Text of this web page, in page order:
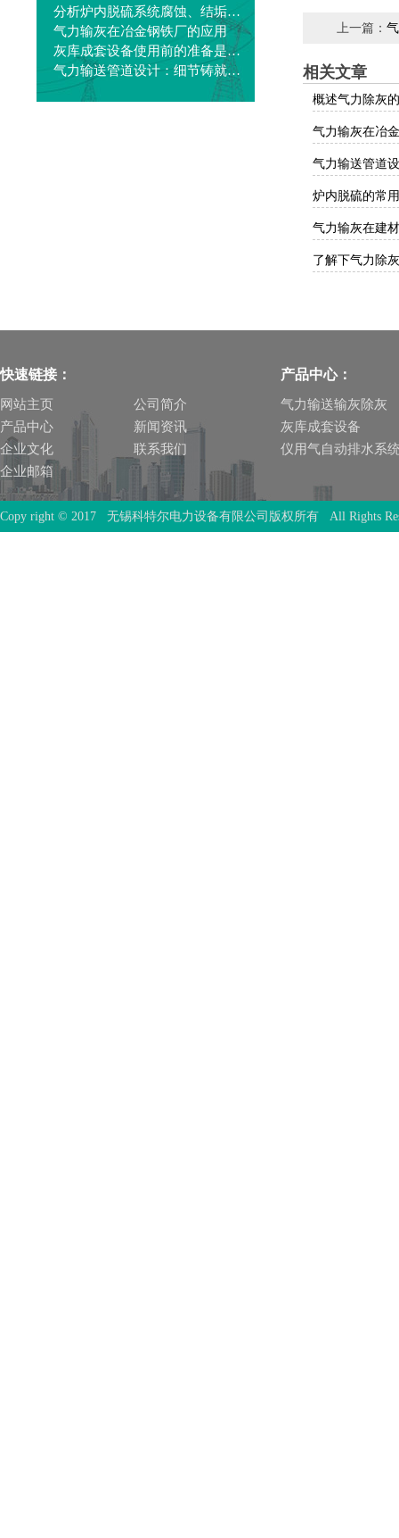
分析炉内脱硫系统腐蚀、结垢问题及解决办法
气力输灰在冶金钢铁厂的应用
灰库成套设备使用前的准备是怎样的？
气力输送管道设计：细节铸就传输
上一篇：
相关文章
概述气力除灰
气力输灰在冶
气力输送管道
炉内脱硫的常
气力输灰在建
了解下气力除
快速链接：
网站主页
公司简介
产品中心
新闻资讯
企业文化
联系我们
企业邮箱
产品中心：
气力输送输灰除灰
灰库成套设备
仪用气自动排水系
Copy right © 2017 无锡科特尔电力设备有限公司版权所有 All Rights